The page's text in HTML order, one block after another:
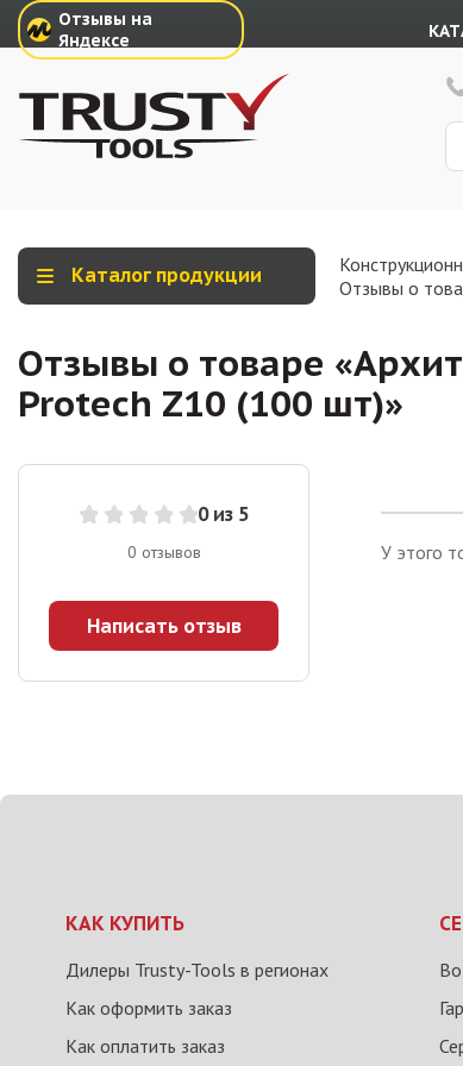
Отзывы на
Яндексе
Каталог продукции
Отзывы о
Отзывы о товаре «
Protech Z10 (100 шт)»
0 из 5
0 отзывов
Написать отзыв
У этого
КАК КУПИТЬ
Дилеры Trusty-Tools в регионах
Как оформить заказ
Как оплатить заказ